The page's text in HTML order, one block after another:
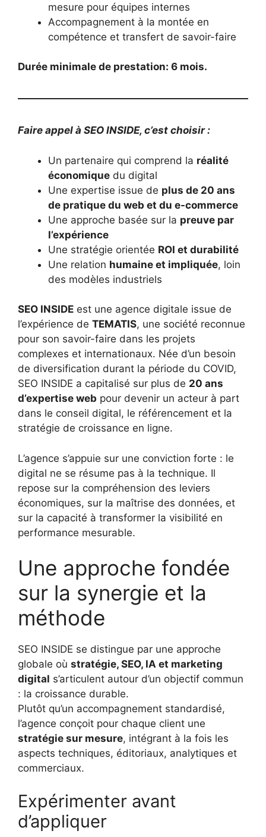
mesure pour équipes internes
Accompagnement à la montée en
compétence et transfert de savoir-faire
Durée minimale de prestation: 6 mois.
Faire appel à SEO INSIDE, c’est choisir :
Un partenaire qui comprend la réalité
économique du digital
Une expertise issue de plus de 20 ans
de pratique du web et du e-commerce
Une approche basée sur la preuve par
l’expérience
Une stratégie orientée ROI et durabilité
Une relation humaine et impliquée, loin
des modèles industriels
SEO INSIDE est une agence digitale issue de
l’expérience de TEMATIS, une société reconnue
pour son savoir-faire dans les projets
complexes et internationaux. Née d’un besoin
de diversification durant la période du COVID,
SEO INSIDE a capitalisé sur plus de 20 ans
d’expertise web pour devenir un acteur à part
dans le conseil digital, le référencement et la
stratégie de croissance en ligne.
L’agence s’appuie sur une conviction forte : le
digital ne se résume pas à la technique. Il
repose sur la compréhension des leviers
économiques, sur la maîtrise des données, et
sur la capacité à transformer la visibilité en
performance mesurable.
Une approche fondée
sur la synergie et la
méthode
SEO INSIDE se distingue par une approche
globale où stratégie, SEO, IA et marketing
digital s’articulent autour d’un objectif commun
: la croissance durable.
Plutôt qu’un accompagnement standardisé,
l’agence conçoit pour chaque client une
stratégie sur mesure, intégrant à la fois les
aspects techniques, éditoriaux, analytiques et
commerciaux.
Expérimenter avant
d’appliquer